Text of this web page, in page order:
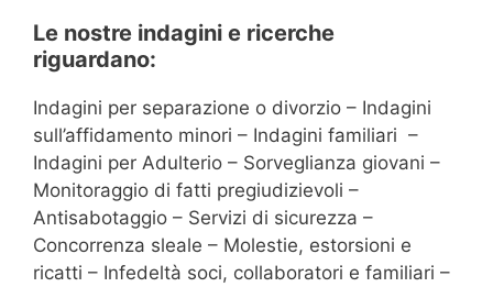
Le nostre indagini e ricerche
riguardano:
Indagini per separazione o divorzio – Indagini
sull’affidamento minori – Indagini familiari –
Indagini per Adulterio – Sorveglianza giovani –
Monitoraggio di fatti pregiudizievoli –
Antisabotaggio – Servizi di sicurezza –
Concorrenza sleale – Molestie, estorsioni e
ricatti – Infedeltà soci, collaboratori e familiari –